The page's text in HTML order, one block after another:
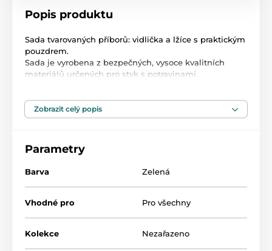
Popis produktu
Sada tvarovaných příborů: vidlička a lžíce s praktickým
pouzdrem.
Sada je vyrobena z bezpečných, vysoce kvalitních
materiálů určených pro styk s potravinami.
jemným dásním malého dítěte.
Výrobek je zcela bez bisfenolu A (0 % BPA).
Zobrazit celý popis
Parametry
Barva Zelená
Vhodné pro Pro všechny
Kolekce Nezařazeno